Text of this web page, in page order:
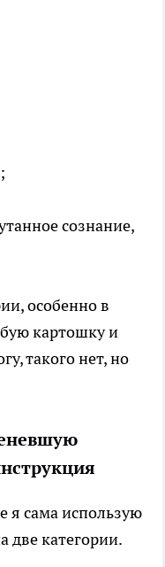
сознание,
особенно в
картошку и
такого нет, но
я сама использую
две категории.